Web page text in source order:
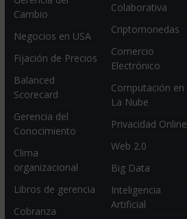
Cambio
Negocios en USA
Fijación de Precios
Balanced
Scorecard
Gerencia del
Conocimiento
Clima
organizacional
Libros de gerencia
Cobranza
Colaborativa
Criptomonedas
Comercio
Electrónico
Computación en
La Nube
Privacidad Online
Web 2.0
Big Data
Inteligencia
Artificial